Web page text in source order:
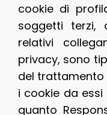
cookie di
soggetti terzi,
relativi
privacy, sono
del
i cookie da
quanto